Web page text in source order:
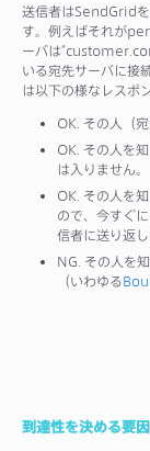
送信者はSendGrid
す。例えばそれが
ーバは
いる宛先サーバに接
は以下の様なレスポ
OK. その人（
OK. その人を
は入りません。
OK. その人を
ので、今すぐ
信者に送り返
NG. その人を
（いわゆる
到達性を決める要因